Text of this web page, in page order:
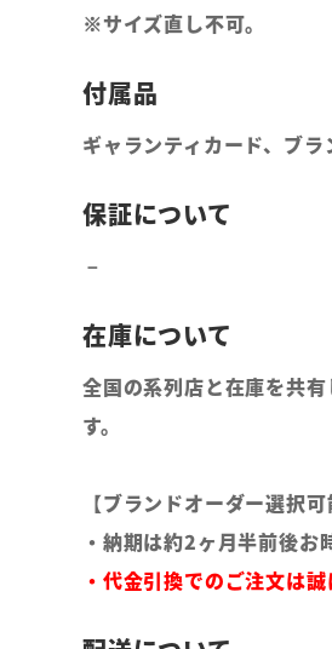
※サイズ直し不可。
ギャランティカード、ブ
全国の系列店と在庫を共
す。
【ブランドオーダー選択可
・納期は約2ヶ月半前後お
・代金引換でのご注文は